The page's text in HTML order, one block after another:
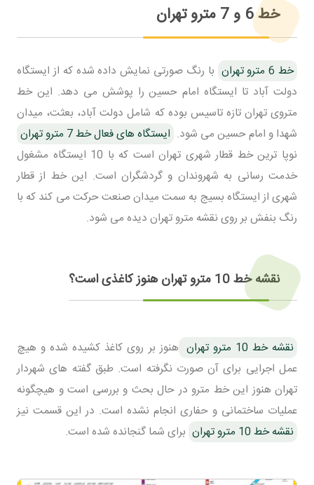
خط 6 و 7 مترو تهران
خط 6 مترو تهران
با رنگ صورتی نمایش داده شده که از ایستگاه
دولت آباد تا ایستگاه امام حسین را پوشش می دهد. این خط
متروی تهران تازه تاسیس بوده که شامل دولت آباد، بعثت، میدان
شهدا و امام حسین می شود. ایستگاه های فعال خط 7 مترو تهران
نوپا ترین خط قطار شهری تهران است که با 10 ایستگاه مشغول
خدمت رسانی به شهروندان و گردشگران است. این خط از قطار
شهری از ایستگاه بسیج به سمت میدان صنعت حرکت می کند که با
رنگ بنفش بر روی نقشه مترو تهران دیده می شود.
نقشه خط 10 مترو تهران هنوز کاغذی است؟
نقشه خط 10 مترو تهران
هنوز بر روی کاغذ کشیده شده و هیچ
عمل اجرایی برای آن صورت نگرفته است. طبق گفته های شهردار
تهران هنوز این خط مترو در حال بحث و بررسی است و هیچگونه
عملیات ساختمانی و حفاری انجام نشده است. در این قسمت نیز
نقشه خط 10 مترو تهران
برای شما گنجانده شده است.